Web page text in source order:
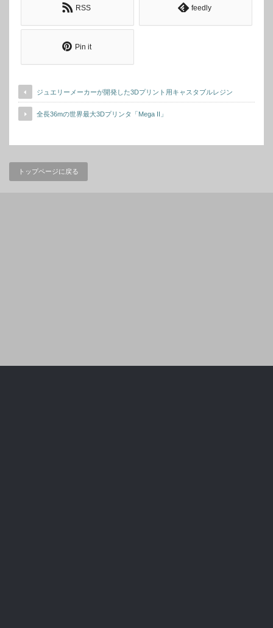
RSS feedly
Pin it
ジュエリーメーカーが開発した3Dプリント用キャスタブルレジン
全長36mの世界最大3Dプリンタ「Mega II」
トップページに戻る